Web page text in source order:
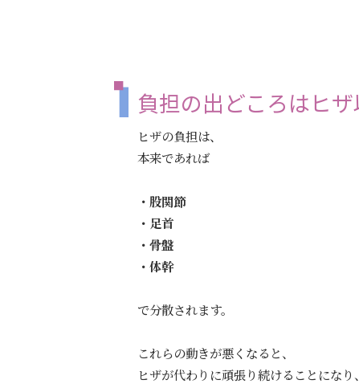
負担の出どころはヒ
ヒザの負担は、
本来であれば
・股関節
・足首
・骨盤
・体幹
で分散されます。
これらの動きが悪くなると、
ヒザが代わりに頑張り続けることになり、